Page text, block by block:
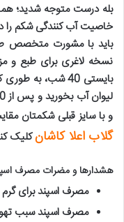
بله درست متوجه شدید؛
خاصیت آب کنندگی شکم را
باید با مشورت متخصص
نسخه لاغری برای طبع و
و با سایز قبلی شکمتان
گلاب اعلا کاشانکلیک
هشدارها و مضرات مصرف
مصرف اسپند برای گرم
مصرف اسپند سبب